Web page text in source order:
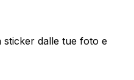
sticker dalle tue foto e